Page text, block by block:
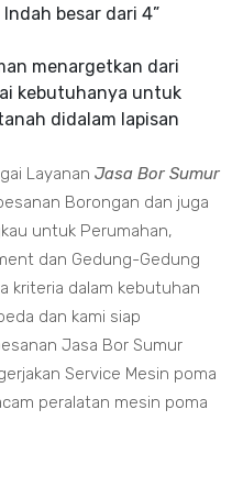
besar dari 4”
menargetkan dari
kebutuhanya untuk
didalam lapisan
Layanan Jasa Bor Sumur
Borongan dan juga
untuk Perumahan,
dan Gedung-Gedung
kriteria dalam kebutuhan
dan kami siap
Jasa Bor Sumur
Service Mesin poma
peralatan mesin poma